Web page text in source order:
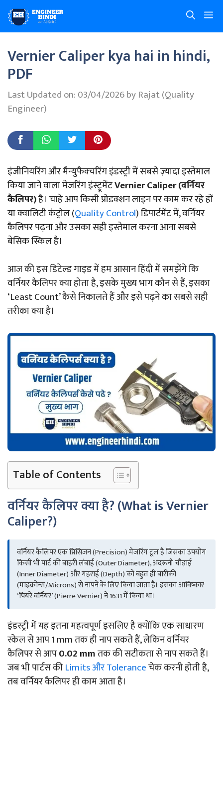
Skip
to
content
Vernier Caliper kya hai in hindi,
PDF
Last Updated on: 03/04/2026byRajat (Quality
Engineer)
इंजीनियरिंग और मैन्युफैक्चरिंग इंडस्ट्री में सबसे ज़्यादा इस्तेमाल
किया जाने वाला मेजरिंग इंस्ट्रूमेंटVernier Caliper (वर्नियर
कैलिपर)है। चाहे आप किसी प्रोडक्शन लाइन पर काम कर रहे हों
या क्वालिटी कंट्रोल (Quality Control) डिपार्टमेंट में, वर्नियर
कैलिपर पढ़ना और उसका सही इस्तेमाल करना आना सबसे
बेसिक स्किल है।
आज की इस डिटेल्ड गाइड में हम आसान हिंदी में समझेंगे कि
वर्नियर कैलिपर क्या होता है, इसके मुख्य भाग कौन से हैं, इसका
‘Least Count’ कैसे निकालते हैं और इसे पढ़ने का सबसे सही
तरीका क्या है।
Table of Contents
वर्नियर कैलिपर क्या है? (What is Vernier
Caliper?)
वर्नियर कैलिपर एक प्रिसिजन (Precision) मेजरिंग टूल है जिसका उपयोग
किसी भी पार्ट की बाहरी लंबाई (Outer Diameter), अंदरूनी चौड़ाई
(Inner Diameter) और गहराई (Depth) को बहुत ही बारीकी
(माइक्रोन्स/Microns) से नापने के लिए किया जाता है। इसका आविष्कार
‘पियरे वर्नियर’ (Pierre Vernier) ने 1631 में किया था।
इंडस्ट्री में यह इतना महत्वपूर्ण इसलिए है क्योंकि एक साधारण
स्केल से आप 1 mm तक ही नाप सकते हैं, लेकिन वर्नियर
कैलिपर से आप0.02 mmतक की सटीकता से नाप सकते हैं।
जब भी पार्टस कीLimits और Toleranceचेक करनी होती है,
तब वर्नियर कैलिपर ही काम आता है।